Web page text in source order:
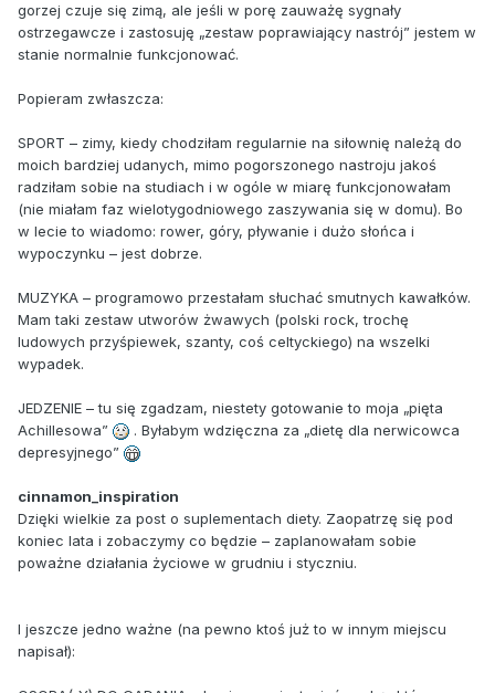
gorzej czuje się zimą, ale jeśli w porę zauważę sygnały
ostrzegawcze i zastosuję „zestaw poprawiający nastrój” jestem w
stanie normalnie funkcjonować.
Popieram zwłaszcza:
SPORT – zimy, kiedy chodziłam regularnie na siłownię należą do
moich bardziej udanych, mimo pogorszonego nastroju jakoś
radziłam sobie na studiach i w ogóle w miarę funkcjonowałam
(nie miałam faz wielotygodniowego zaszywania się w domu). Bo
w lecie to wiadomo: rower, góry, pływanie i dużo słońca i
wypoczynku – jest dobrze.
MUZYKA – programowo przestałam słuchać smutnych kawałków.
Mam taki zestaw utworów żwawych (polski rock, trochę
ludowych przyśpiewek, szanty, coś celtyckiego) na wszelki
wypadek.
JEDZENIE – tu się zgadzam, niestety gotowanie to moja „pięta
Achillesowa”
. Byłabym wdzięczna za „dietę dla nerwicowca
depresyjnego”
cinnamon_inspiration
Dzięki wielkie za post o suplementach diety. Zaopatrzę się pod
koniec lata i zobaczymy co będzie – zaplanowałam sobie
poważne działania życiowe w grudniu i styczniu.
I jeszcze jedno ważne (na pewno ktoś już to w innym miejscu
napisał):